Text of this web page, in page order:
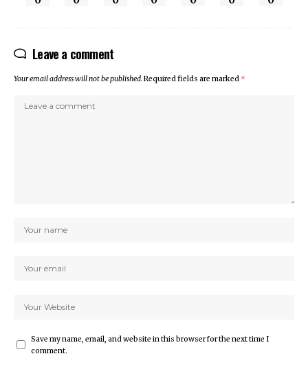
Leave a comment
Your email address will not be published.Required fields are marked *
Save my name, email, and website in this browser for the next time I
comment.